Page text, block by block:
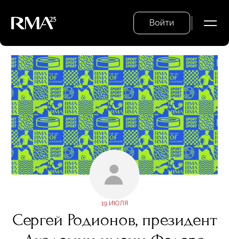
Войти
19 ИЮЛЯ
Сергей Родионов, президент